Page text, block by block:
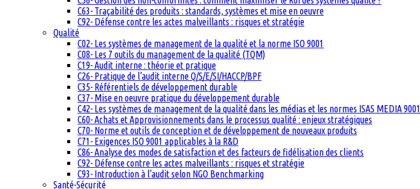
C63- Traçabilité des produits : standards, systèmes et mise en oeuvre
C92- Défense contre les actes malveillants : risques et stratégie
Qualité
C02- Les systèmes de management de la qualité et la norme ISO 9001
C08- Les 7 outils du management de la qualité (TQM)
C19- Audit interne : théorie et pratique
C26- Pratique de l’audit interne Q/S/E/SI/HACCP/BPF
C35- Référentiels de développement durable
C37- Mise en oeuvre pratique du développement durable
C42- Les systèmes de management de la qualité dans les médias et les normes ISAS MEDIA 9001
C60- Achats et Approvisionnements dans le processus qualité : enjeux stratégiques
C70- Norme et outils de conception et de développement de nouveaux produits
C71- Exigences ISO 9001 applicables à la R&D
C86- Analyse des modes de satisfaction et des facteurs de fidélisation des clients
C92- Défense contre les actes malveillants : risques et stratégie
C93- Introduction à l’audit selon NGO Benchmarking
Santé-Sécurité